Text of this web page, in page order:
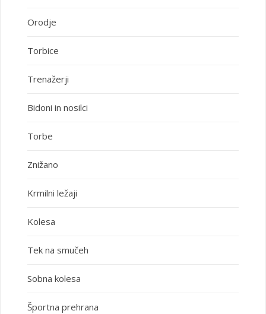
Orodje
Torbice
Trenažerji
Bidoni in nosilci
Torbe
Znižano
Krmilni ležaji
Kolesa
Tek na smučeh
Sobna kolesa
Športna prehrana